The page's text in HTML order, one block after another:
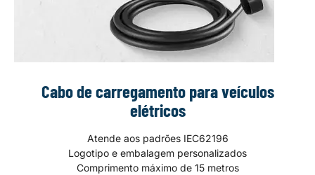
Cabo de carregamento para veículos
elétricos
Atende aos padrões IEC62196
Logotipo e embalagem personalizados
Comprimento máximo de 15 metros